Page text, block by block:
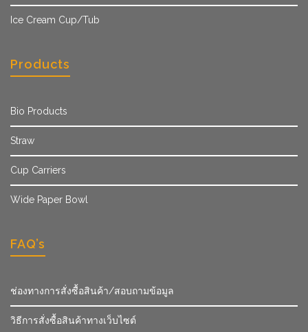
Ice Cream Cup/Tub
Products
Bio Products
Straw
Cup Carriers
Wide Paper Bowl
FAQ’s
ช่องทางการสั่งซื้อสินค้า/สอบถามข้อมูล
วิธีการสั่งซื้อสินค้าทางเว็บไซต์